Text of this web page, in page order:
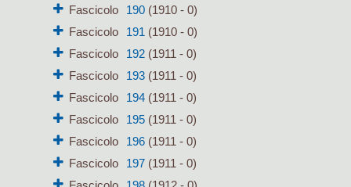
Fascicolo 190(1910 - 0)
Fascicolo
191 (1910 - 0)
Fascicolo
192(1911 - 0)
Fascicolo
193(1911 - 0)
Fascicolo
194(1911 - 0)
Fascicolo
195(1911 - 0)
Fascicolo
196(1911 - 0)
Fascicolo
197(1911 - 0)